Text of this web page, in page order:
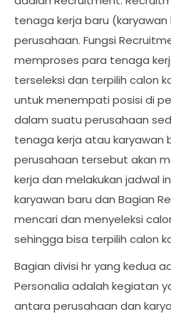
tenaga kerja baru
perusahaan. Fungsi
memproses para tenaga
terseleksi dan terpilih calon
untuk menempati posisi di
dalam suatu perusahaan
tenaga kerja atau karyawan
perusahaan tersebut akan
kerja dan melakukan jadwal
karyawan baru dan Bagian
mencari dan menyeleksi
sehingga bisa terpilih calon
Bagian divisi hr yang kedua
Personalia adalah kegiatan
antara perusahaan dan